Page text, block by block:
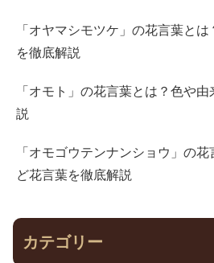
「オヤマシモツケ」の花言葉と
を徹底解説
「オモト」の花言葉とは？色や
説
「オモゴウテンナンショウ」の
ど花言葉を徹底解説
カテゴリー